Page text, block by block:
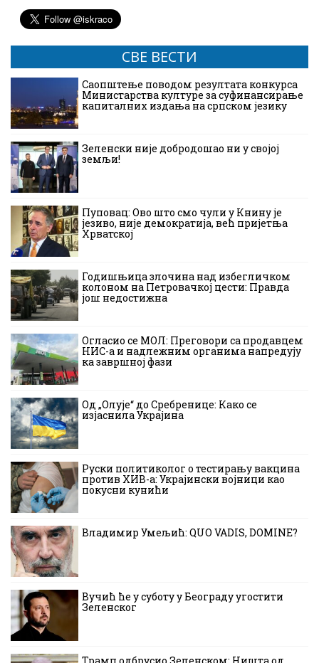
СВЕ ВЕСТИ
Саопштење поводом резултата конкурса
Министарства културе за суфинансирање
капиталних издања на српском језику
Зеленски није добродошао ни у својој
земљи!
Пуповац: Ово што смо чули у Книну је
језиво, није демократија, већ пријетња
Хрватској
Годишњица злочина над избегличком
колоном на Петровачкој цести: Правда
још недостижна
Огласио се МОЛ: Преговори са продавцем
НИС-а и надлежним органима напредују
ка завршној фази
Од „Олује“ до Сребренице: Како се
изјаснила Украјина
Руски политиколог о тестирању вакцина
против ХИВ-а: Украјински војници као
покусни кунићи
Владимир Умељић: QUO VADIS, DOMINE?
Вучић ће у суботу у Београду угостити
Зеленског